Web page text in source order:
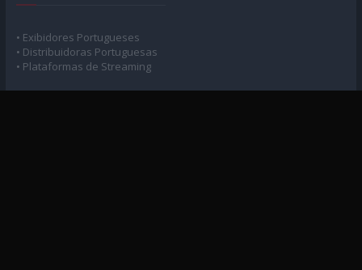
• Exibidores Portugueses
• Distribuidoras Portuguesas
• Plataformas de Streaming